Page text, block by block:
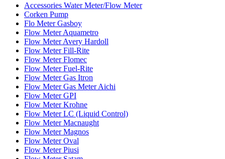
Accessories Water Meter/Flow Meter
Corken Pump
Flo Meter Gasboy
Flow Meter Aquametro
Flow Meter Avery Hardoll
Flow Meter Fill-Rite
Flow Meter Flomec
Flow Meter Fuel-Rite
Flow Meter Gas Itron
Flow Meter Gas Meter Aichi
Flow Meter GPI
Flow Meter Krohne
Flow Meter LC (Liquid Control)
Flow Meter Macnaught
Flow Meter Magnos
Flow Meter Oval
Flow Meter Piusi